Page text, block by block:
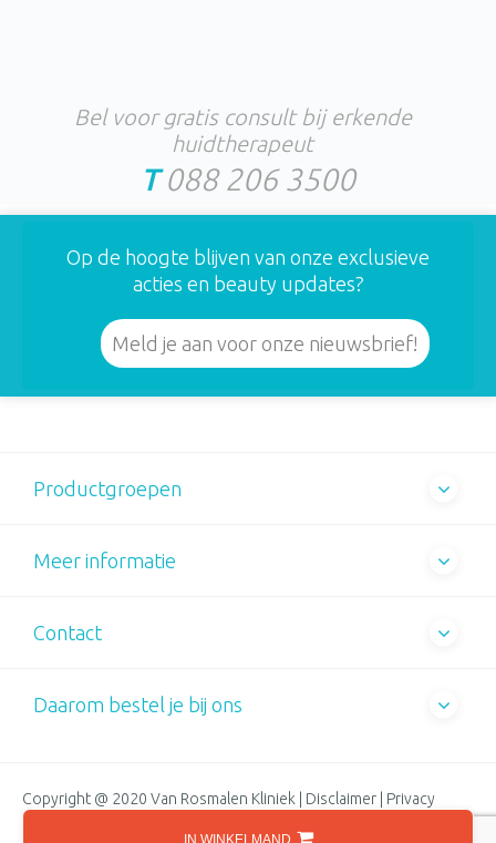
IN WINKELMAND
Bel voor gratis consult bij erkende
huidtherapeut
T088 206 3500
Op de hoogte blijven van onze exclusieve
acties en beauty updates?
Meld je aan voor onze nieuwsbrief!
Productgroepen
Meer informatie
Contact
Daarom bestel je bij ons
Copyright @ 2020 Van Rosmalen Kliniek | Disclaimer
Privacy